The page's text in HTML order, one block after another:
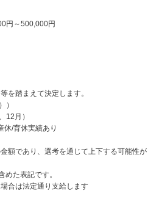
円～500,000円
を踏まえて決定します。
）
12月）
休/育休実績あり
額であり、選考を通じて上下する可能性が
めた表記です。
合は法定通り支給します